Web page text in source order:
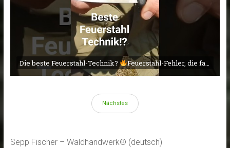
Die beste Feuerstahl-Technik? Feuerstahl-Fehler, die fast JEDER macht!
Nächstes
Sepp Fischer – Waldhandwerk® (deutsch)